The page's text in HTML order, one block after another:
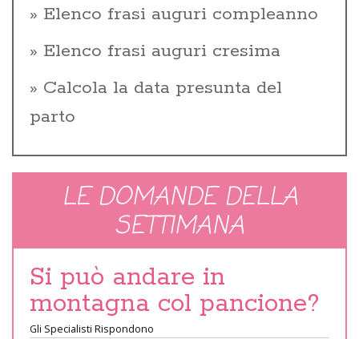
Elenco frasi auguri compleanno
Elenco frasi auguri cresima
Calcola la data presunta del
parto
LE DOMANDE DELLA
SETTIMANA
Si può andare in
montagna col pancione?
Gli Specialisti Rispondono